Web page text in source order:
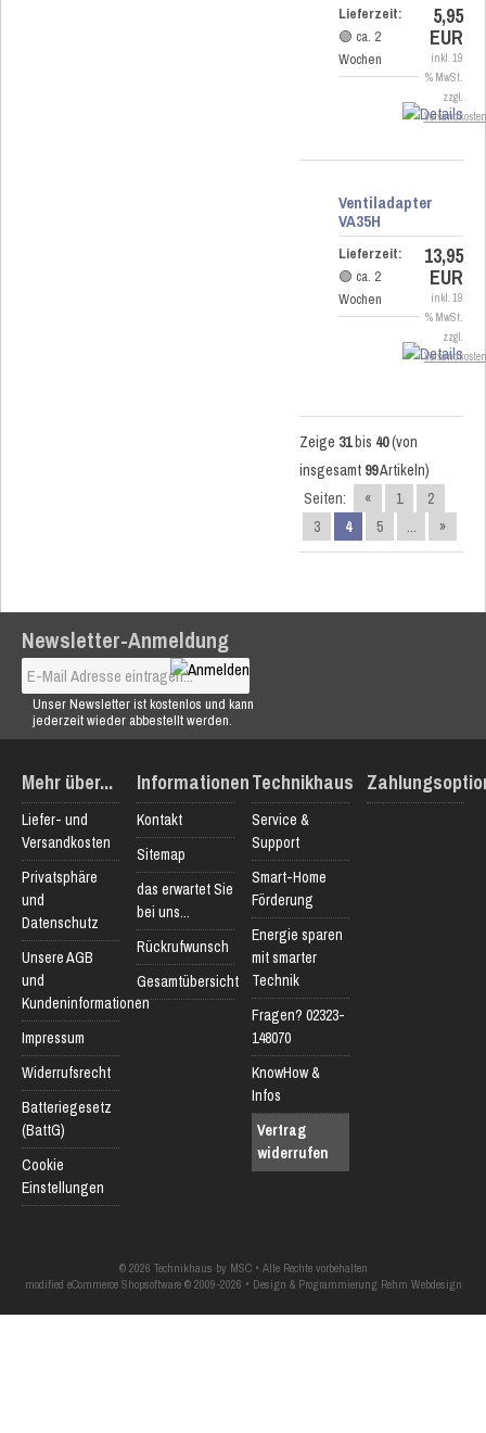
Lieferzeit:
🟢 ca. 2
Wochen
5,95
EUR
inkl. 19
% MwSt.
zzgl.
Versandkosten
Ventiladapter
VA35H
Lieferzeit:
🟢 ca. 2
Wochen
13,95
EUR
inkl. 19
% MwSt.
zzgl.
Versandkosten
Zeige 31bis 40(von
insgesamt 99Artikeln)
Seiten:
« 1
2
3
4 5 ... »
Newsletter-Anmeldung
Unser Newsletter ist kostenlos und kann
jederzeit wieder abbestellt werden.
Mehr über...
Liefer- und
Versandkosten
Privatsphäre
und
Datenschutz
Unsere AGB
und
Kundeninformationen
Impressum
Widerrufsrecht
Batteriegesetz
(BattG)
Cookie
Einstellungen
Informationen
Kontakt
Sitemap
das erwartet Sie
bei uns...
Rückrufwunsch
Gesamtübersicht
Technikhaus
Service &
Support
Smart-Home
Förderung
Energie sparen
mit smarter
Technik
Fragen? 02323-
148070
KnowHow &
Infos
Vertrag
widerrufen
© 2026 Technikhaus by MSC • Alle Rechte vorbehalten
modified eCommerce Shopsoftware © 2009-2026 • Design & Programmierung Rehm Webdesign